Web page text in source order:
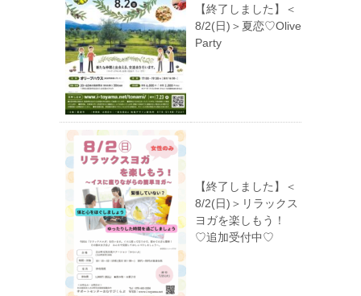
【終了しました】＜
8/2(日)＞夏恋♡Olive
Party
【終了しました】＜
8/2(日)＞リラックス
ヨガを楽しもう！
♡追加受付中♡